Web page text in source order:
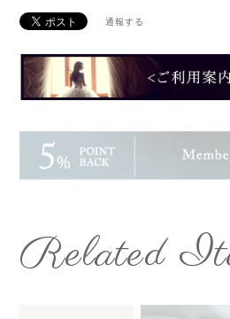
通報する
Related